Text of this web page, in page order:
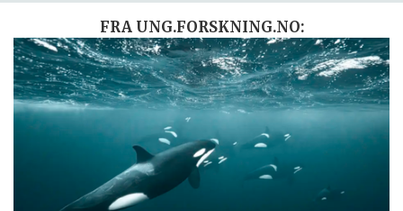
FRA UNG.FORSKNING.NO: